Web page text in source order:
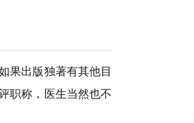
如果出版独著有其他目
职称，医生当然也不